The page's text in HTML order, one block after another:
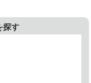
探す